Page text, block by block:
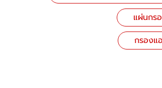
แผ่นกร
กรองแ